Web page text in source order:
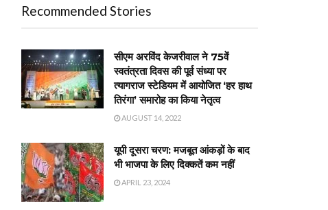
Recommended Stories
सीएम अरविंद केजरीवाल ने 75वें
स्वतंत्रता दिवस की पूर्व संध्या पर
त्यागराज स्टेडियम में आयोजित ‘हर हाथ
तिरंगा’ समारोह का किया नेतृत्व
AUGUST 14, 2022
यूपी दूसरा चरण: मजबूत आंकड़ों के बाद
भी भाजपा के लिए दिक्कतें कम नहीं
APRIL 23, 2024